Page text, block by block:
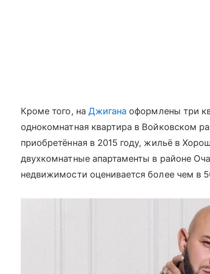
Кроме того, на Джигана оформлены три
однокомнатная квартира в Войковском
приобретённая в 2015 году, жильё в
двухкомнатные апартаменты в районе
недвижимости оценивается более чем в